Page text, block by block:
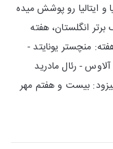
و ایتالیا رو پوشش میده
انگلستان، هفته
منچستر یونایتد -
- رئال مادرید
اپیزود: بیست و هفتم مهر